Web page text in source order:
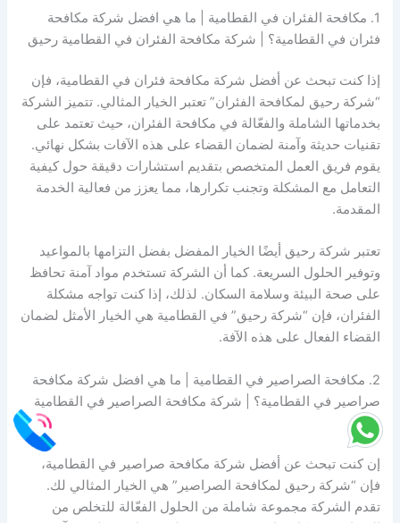
1. مكافحة الفئران في القطامية | ما هي افضل شركة مكافحة
فئران في القطامية؟ | شركة مكافحة الفئران في القطامية رحيق
إذا كنت تبحث عن أفضل شركة مكافحة فئران في القطامية، فإن
“شركة رحيق لمكافحة الفئران” تعتبر الخيار المثالي. تتميز الشركة
بخدماتها الشاملة والفعّالة في مكافحة الفئران، حيث تعتمد على
تقنيات حديثة وآمنة لضمان القضاء على هذه الآفات بشكل نهائي.
يقوم فريق العمل المتخصص بتقديم استشارات دقيقة حول كيفية
التعامل مع المشكلة وتجنب تكرارها، مما يعزز من فعالية الخدمة
المقدمة.
تعتبر شركة رحيق أيضًا الخيار المفضل بفضل التزامها بالمواعيد
وتوفير الحلول السريعة. كما أن الشركة تستخدم مواد آمنة تحافظ
على صحة البيئة وسلامة السكان. لذلك، إذا كنت تواجه مشكلة
الفئران، فإن “شركة رحيق” في القطامية هي الخيار الأمثل لضمان
القضاء الفعال على هذه الآفة.
2. مكافحة الصراصير في القطامية | ما هي افضل شركة مكافحة
صراصير في القطامية؟ | شركة مكافحة الصراصير في القطامية
رحيق
إن كنت تبحث عن أفضل شركة مكافحة صراصير في القطامية،
فإن “شركة رحيق لمكافحة الصراصير” هي الخيار المثالي لك.
تقدم الشركة مجموعة شاملة من الحلول الفعّالة للتخلص من